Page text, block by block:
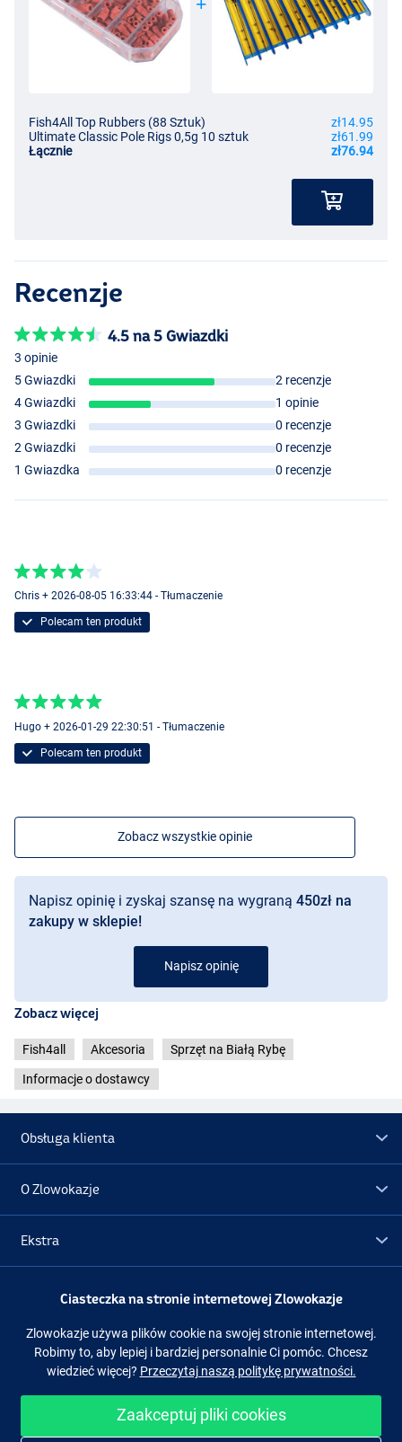
Fish4All Top Rubbers (88 Sztuk)
zł14.95
Ultimate Classic Pole Rigs 0,5g 10 sztuk
zł61.99
Łącznie
zł76.94
Recenzje
4.5 na 5 Gwiazdki
3 opinie
5 Gwiazdki
2 recenzje
4 Gwiazdki
1 opinie
3 Gwiazdki
0 recenzje
2 Gwiazdki
0 recenzje
1 Gwiazdka
0 recenzje
Chris + 2026-08-05 16:33:44 - Tłumaczenie
Polecam ten produkt
Hugo + 2026-01-29 22:30:51 - Tłumaczenie
Polecam ten produkt
Zobacz wszystkie opinie
Napisz opinię i zyskaj szansę na wygraną 450zł na
zakupy w sklepie!
Napisz opinię
Zobacz więcej
Fish4all Akcesoria Sprzęt na Białą Rybę
Informacje o dostawcy
Obsługa klienta
O Zlowokazje
Ekstra
Promocje
Obserwuj nas Facebook Instagram
Ciasteczka na stronie internetowej Zlowokazje
Zlowokazje używa plików cookie na swojej stronie internetowej.
Robimy to, aby lepiej i bardziej personalnie Ci pomóc. Chcesz
wiedzieć więcej? Przeczytaj naszą politykę prywatności.
Zaakceptuj pliki cookies